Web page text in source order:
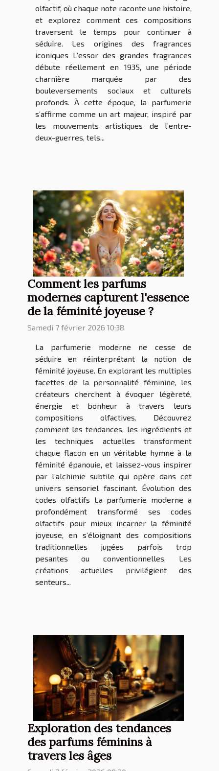
olfactif, où chaque note raconte une histoire,
et explorez comment ces compositions
traversent le temps pour continuer à
séduire. Les origines des fragrances
iconiques L’essor des grandes fragrances
débute réellement en 1935, une période
charnière marquée par des
bouleversements sociaux et culturels
profonds. À cette époque, la parfumerie
s’affirme comme un art majeur, inspiré par
les mouvements artistiques de l’entre-
deux-guerres, tels...
Comment les parfums
modernes capturent l'essence
de la féminité joyeuse ?
Samedi 7 février 2026 10:38
La parfumerie moderne ne cesse de
séduire en réinterprétant la notion de
féminité joyeuse. En explorant les multiples
facettes de la personnalité féminine, les
créateurs cherchent à évoquer légèreté,
énergie et bonheur à travers leurs
compositions olfactives. Découvrez
comment les tendances, les ingrédients et
les techniques actuelles transforment
chaque flacon en un véritable hymne à la
féminité épanouie, et laissez-vous inspirer
par l’alchimie subtile qui opère dans cet
univers sensoriel fascinant. Évolution des
codes olfactifs La parfumerie moderne a
profondément transformé ses codes
olfactifs pour mieux incarner la féminité
joyeuse, en s’éloignant des compositions
traditionnelles jugées parfois trop
pesantes ou conventionnelles. Les
créations actuelles privilégient des
senteurs...
Exploration des tendances
des parfums féminins à
travers les âges